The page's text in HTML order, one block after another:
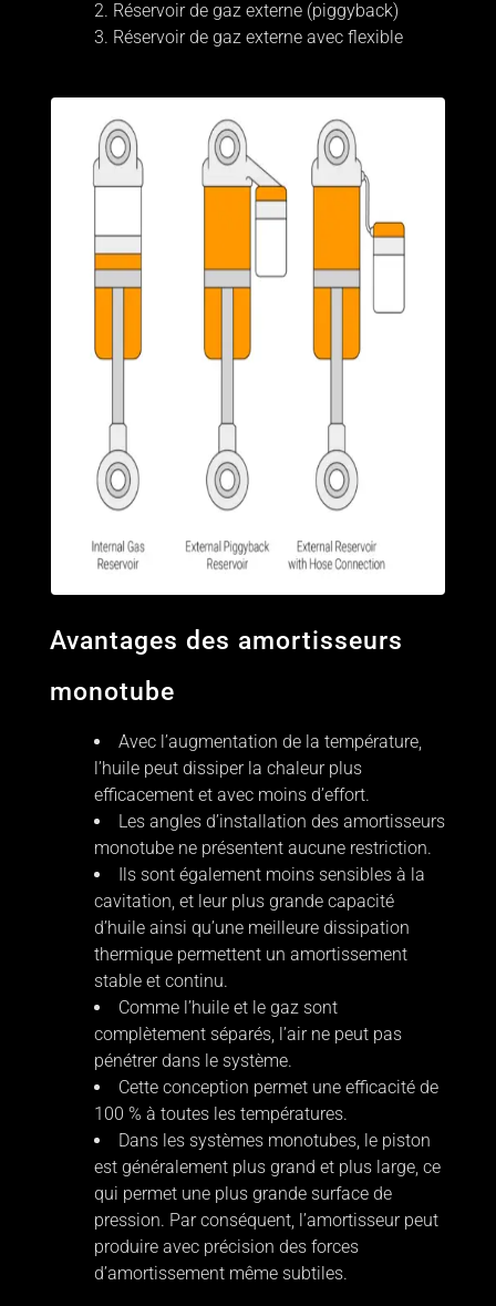
Réservoir de gaz externe (piggyback)
Réservoir de gaz externe avec flexible
Avantages des amortisseurs
monotube
Avec l’augmentation de la température,
l’huile peut dissiper la chaleur plus
efficacement et avec moins d’effort.
Les angles d’installation des amortisseurs
monotube ne présentent aucune restriction.
Ils sont également moins sensibles à la
cavitation, et leur plus grande capacité
d’huile ainsi qu’une meilleure dissipation
thermique permettent un amortissement
stable et continu.
Comme l’huile et le gaz sont
complètement séparés, l’air ne peut pas
pénétrer dans le système.
Cette conception permet une efficacité de
100 % à toutes les températures.
Dans les systèmes monotubes, le piston
est généralement plus grand et plus large, ce
qui permet une plus grande surface de
pression. Par conséquent, l’amortisseur peut
produire avec précision des forces
d’amortissement même subtiles.